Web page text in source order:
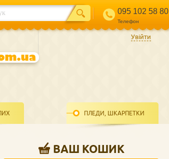
095 102 58 80
Телефон
ПЛЕДИ, ШКАРПЕТКИ
Увійти
ВАШ КОШИК